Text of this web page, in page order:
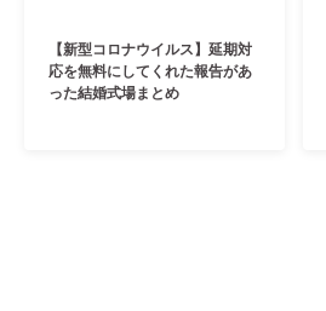
【新型コロナウイルス】延期対
応を無料にしてくれた報告があ
った結婚式場まとめ